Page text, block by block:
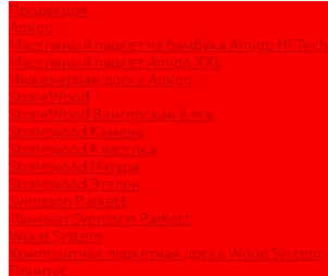
Продукция
Amigo
Массивный паркет из бамбука Amigo Hi-Tech
Массивный паркет Amigo XXL
Инженерная доска Amigo
StoneWood
StoneWood Венгерская ёлка
Stonewood Камень
Stonewood Классика
Stonewood Натура
Stonewood Эталон
Svensson Parkett
Ламинат Svensson Parkett
Wood System
Композитная паркетная доска Wood System
Плинтус